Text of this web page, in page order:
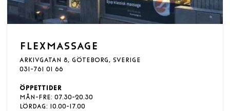
FLEXMASSAGE
ARKIVGATAN 8, GÖTEBORG, SVERIGE
031-761 01 66
ÖPPETTIDER
MÅN-FRE: 07.30-20.30
LÖRDAG: 10.00-17.00